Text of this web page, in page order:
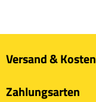
Versand & Kosten
Zahlungsarten